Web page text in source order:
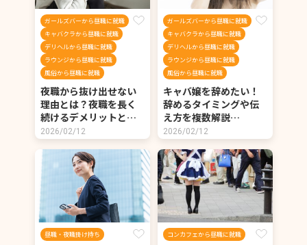
ガールズバーから昼職に就職
キャバクラから昼職に就職
デリヘルから昼職に就職
ラウンジから昼職に就職
風俗から昼職に就職
夜職から抜け出せない
理由とは？夜職を長く
続けるデメリットと…
2026/02/12
ガールズバーから昼職に就職
キャバクラから昼職に就職
デリヘルから昼職に就職
ラウンジから昼職に就職
風俗から昼職に就職
キャバ嬢を辞めたい！
辞めるタイミングや伝
え方を複数解説…
2026/02/12
昼職・夜職掛け持ち コンカフェから昼職に就職